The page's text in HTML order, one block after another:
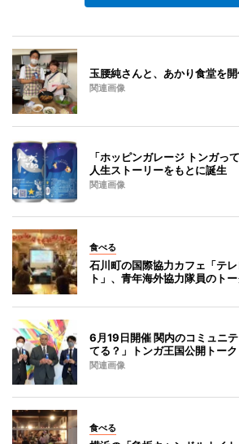
玉腰純さんと、あかり食堂を
関連画像
「ホッピンガレージ トンガっ
人生ストーリーをもとに誕生
関連画像
食べる
石川町の国際協力カフェ「テ
ト」、青年海外協力隊員のト
6月19日開催 関内のコミュニ
てる？」トンガ王国公開トーク
関連画像
食べる